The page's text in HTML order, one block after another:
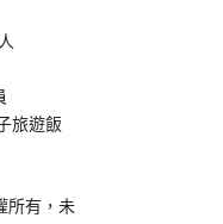
旅遊飯
所有，未